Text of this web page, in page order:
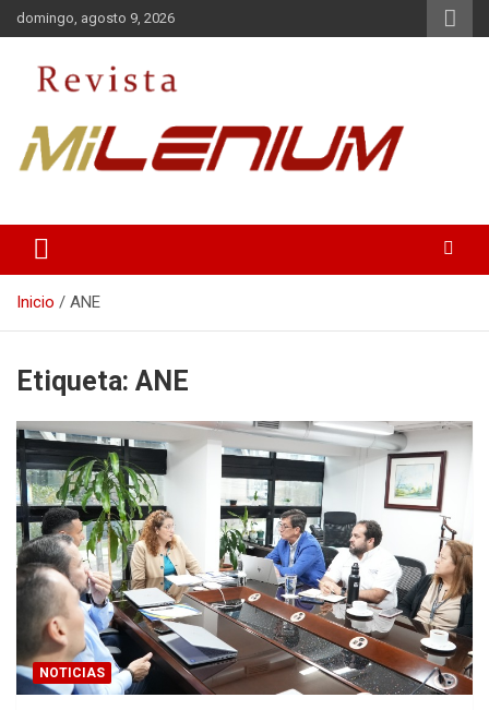
Saltar
al
domingo, agosto 9, 2026
Inicio ANE
Etiqueta: ANE
NOTICIAS